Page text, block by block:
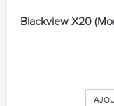
Blackview X20